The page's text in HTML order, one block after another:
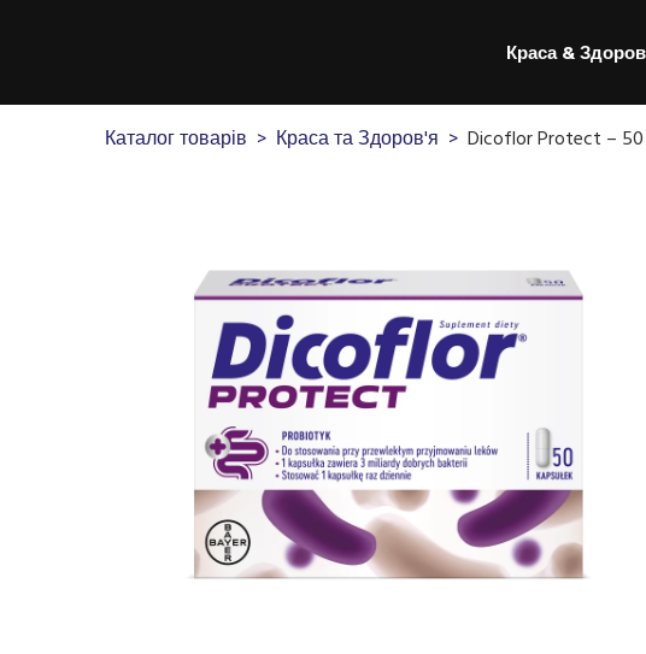
Краса &
Каталог товарів Краса та Здоров'я Dicoflor Protect –